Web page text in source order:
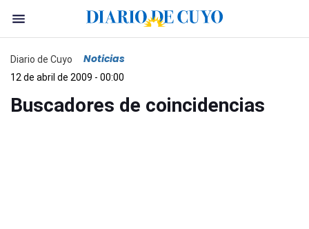
Diario de Cuyo Noticias
12 de abril de 2009 - 00:00
Buscadores de coincidencias